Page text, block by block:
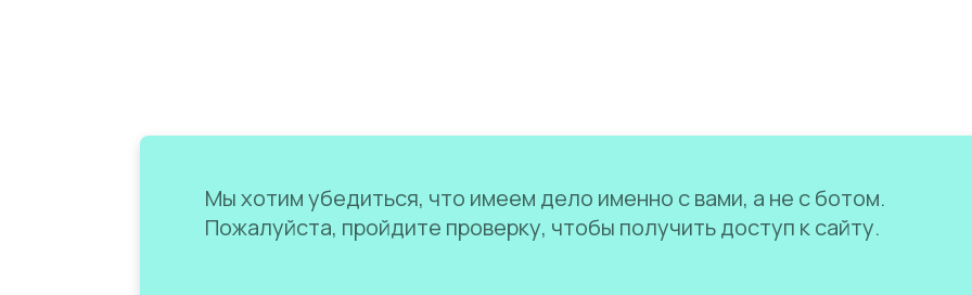
Мы хотим убедиться, что имеем дело именно с вами, а не с ботом.
Пожалуйста, пройдите проверку, чтобы получить доступ к сайту.